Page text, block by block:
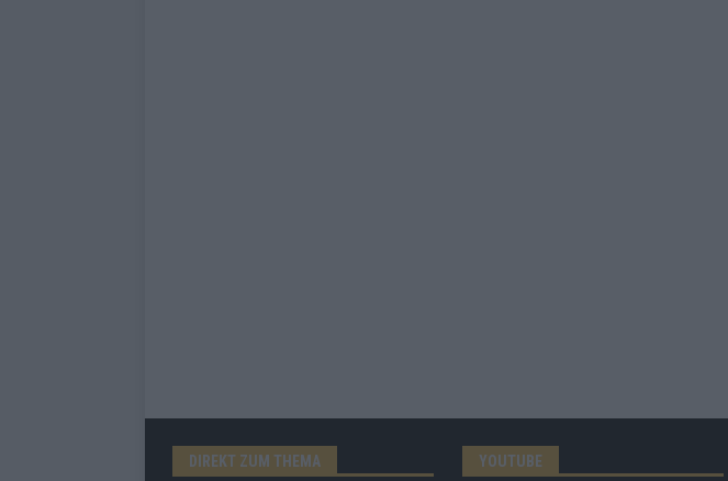
DIREKT ZUM THEMA YOUTUBE